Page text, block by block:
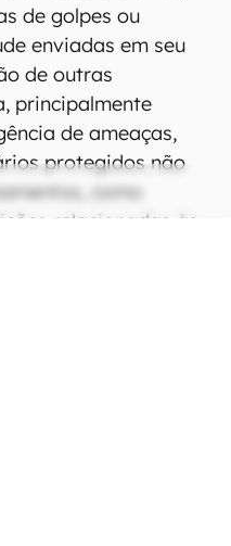
de golpes ou
enviadas em seu
de outras
principalmente
de ameaças,
protegidos não
como
relacionadas às